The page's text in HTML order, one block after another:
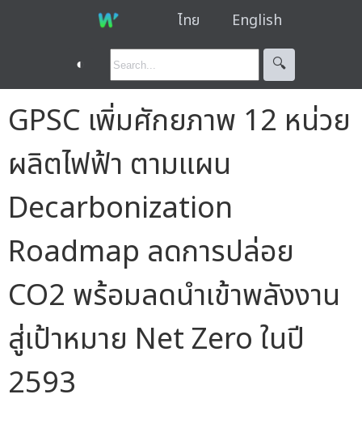
ไทย English
◐ 🔍︎
GPSC เพิ่มศักยภาพ 12 หน่วย
ผลิตไฟฟ้า ตามแผน
Decarbonization
Roadmap ลดการปล่อย
CO2 พร้อมลดนำเข้าพลังงาน
สู่เป้าหมาย Net Zero ในปี
2593